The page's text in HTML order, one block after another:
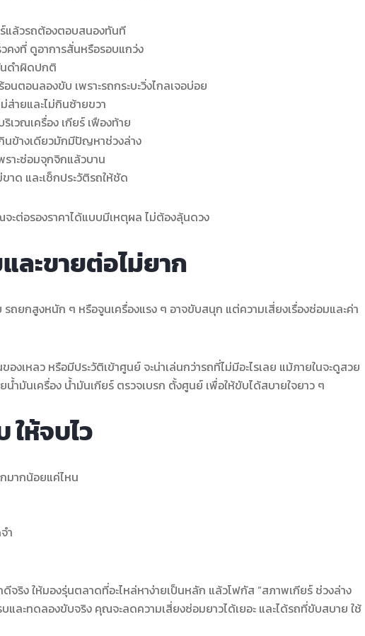
ร์แล้วรถต้องตอบสนองทันที
คงที่ ดูอาการสั่นหรือรอบแกว่ง
นดำผิดปกติ
ตอนลองขับ เพราะรถกระบะวิ่งไกลเจอบ่อย
ส่ายและไม่กินซ้ายขวา
เวณเครื่อง เกียร์ เฟืองท้าย
นข้างเดียวมักมีปัญหาช่วงล่าง
ราะซ่อมจุกจิกแล้วบาน
าด และเช็กประวัติรถให้ชัด
ะต่อรองราคาได้แบบมีเหตุผล ไม่ต้องลุ้นดวง
ละขายต่อไม่ยาก
ถยกสูงหนัก ๆ หรือจูนเครื่องแรง ๆ อาจขับสนุก แต่ความเสี่ยงเรื่องซ่อมและค่า
งเหลว หรือมีประวัติเข้าศูนย์ จะน่าเล่นกว่ารถที่ไม่มีอะไรเลย แม้ภายในจะดูสวย
มันเครื่อง น้ำมันเกียร์ ตรวจเบรก ตั้งศูนย์ เพื่อให้ขับได้สบายใจยาว ๆ
ห้จบไว
กมากน้อยแค่ไหน
ำ
ริง ให้มองรุ่นตลาดที่อะไหล่หาง่ายเป็นหลัก แล้วโฟกัส “สภาพเกียร์ ช่วงล่าง
และทดลองขับจริง คุณจะลดความเสี่ยงซ่อมยาวได้เยอะ และได้รถที่ขับสบาย ใช้